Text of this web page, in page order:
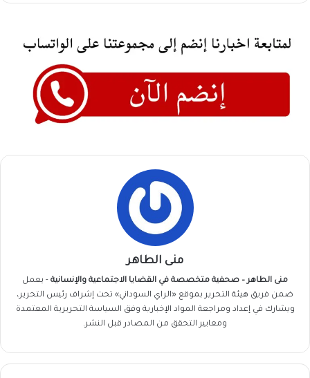
منى الطاهر
منى الطاهر – صحفية متخصصة في القضايا الاجتماعية والإنسانية - يعمل
ضمن فريق هيئة التحرير بموقع «الراي السوداني» تحت إشراف رئيس التحرير،
ويشارك في إعداد ومراجعة المواد الإخبارية وفق السياسة التحريرية المعتمدة
ومعايير التحقق من المصادر قبل النشر.